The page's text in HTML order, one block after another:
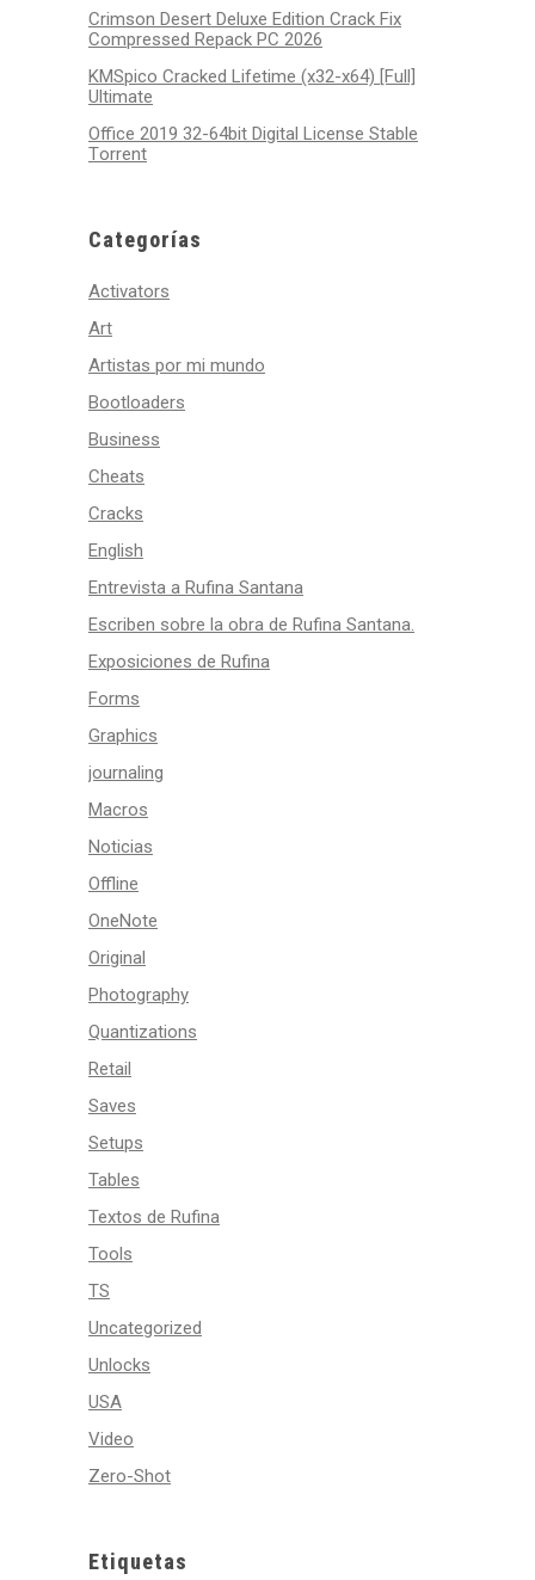
Crimson Desert Deluxe Edition Crack Fix
Compressed Repack PC 2026
KMSpico Cracked Lifetime (x32-x64) [Full]
Ultimate
Office 2019 32-64bit Digital License Stable
Tоrrеnt
Categorías
Activators
Art
Artistas por mi mundo
Bootloaders
Business
Cheats
Cracks
English
Entrevista a Rufina Santana
Escriben sobre la obra de Rufina Santana.
Exposiciones de Rufina
Forms
Graphics
journaling
Macros
Noticias
Offline
OneNote
Original
Photography
Quantizations
Retail
Saves
Setups
Tables
Textos de Rufina
Tools
TS
Uncategorized
Unlocks
USA
Video
Zero-Shot
Etiquetas